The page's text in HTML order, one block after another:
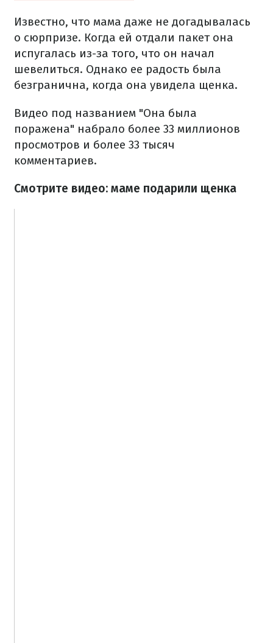
Известно, что мама даже не догадывалась
о сюрпризе. Когда ей отдали пакет она
испугалась из-за того, что он начал
шевелиться. Однако ее радость была
безгранична, когда она увидела щенка.
Видео под названием "Она была
поражена" набрало более 33 миллионов
просмотров и более 33 тысяч
комментариев.
Смотрите видео: маме подарили щенка